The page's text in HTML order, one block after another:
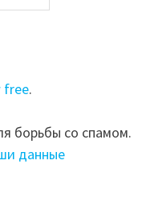
free.
борьбы со спамом.
данные